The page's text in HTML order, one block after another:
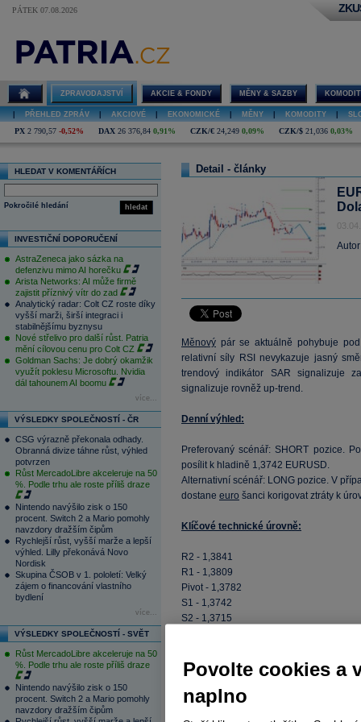
PÁTEK 07.08.2026
ZPRAVODAJSTVÍ AKCIE & FONDY MĚNY & SAZBY
PŘEHLED ZPRÁV AKCIOVÉ EKONOMICKÉ MĚNY KOMODITY
PX 2 790,57 -0,52% DAX 26 376,84 0,91% CZK/€ 24,249 0,09% CZK/$ 21,036 0,03%
HLEDAT V KOMENTÁŘÍCH
hledat
Pokročilé hledání
INVESTIČNÍ DOPORUČENÍ
AstraZeneca jako sázka na
defenzivu mimo AI horečku
Arista Networks: AI může firmě
zajistit příznivý vítr do zad
Analytický radar: Colt CZ roste díky
vyšší marži, širší integraci i
stabilnějšímu byznysu
Nové střelivo pro další růst. Patria
mění cílovou cenu pro Colt CZ
Goldman Sachs: Je dobrý okamžik
využít poklesu Microsoftu. Nvidia
dál tahounem AI boomu
více...
VÝSLEDKY SPOLEČNOSTÍ - ČR
CSG výrazně překonala odhady.
Obranná divize táhne růst, výhled
potvrzen
Růst MercadoLibre akceleruje na 50
%. Podle trhu ale roste příliš draze
Nintendo navýšilo zisk o 150
procent. Switch 2 a Mario pomohly
navzdory dražším čipům
Rychlejší růst, vyšší marže a lepší
výhled. Lilly překonává Novo
Nordisk
Skupina ČSOB v 1. pololetí: Velký
zájem o financování vlastního
bydlení
více...
VÝSLEDKY SPOLEČNOSTÍ - SVĚT
Růst MercadoLibre akceleruje na 50
%. Podle trhu ale roste příliš draze
Nintendo navýšilo zisk o 150
procent. Switch 2 a Mario pomohly
navzdory dražším čipům
Detail - články
Měnový pár se aktuálně pohybuje
relativní síly RSI nevykazuje jasný
trendový indikátor SAR signalizuje
signalizuje rovněž up-trend.
Denní výhled:
Preferovaný scénář: SHORT pozice.
posílit k hladině 1,3742 EURUSD.
Alternativní scénář: LONG pozice. V
dostane euro šanci korigovat ztráty k
Klíčové technické úrovně:
R2 - 1,3841
R1 - 1,3809
Pivot - 1,3782
S1 - 1,3742
S2 - 1,3715
Povolte cookies a
naplno